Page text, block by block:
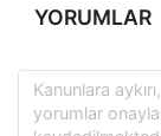
YORUMLAR